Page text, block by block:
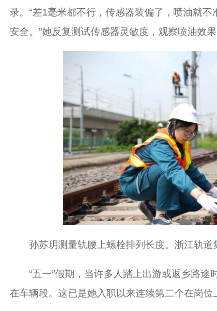
录。“差1毫米都不行，传感器装偏了，喷油就
安全。”她反复测试传感器灵敏度，观察喷油效
孙苏玥测量轨腰上螺栓排列长度。浙江轨
“五一”假期，当许多人踏上出游或返乡路途
在车辆段。这已是她入职以来连续第二个在岗位